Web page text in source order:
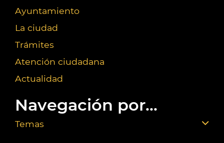
Ayuntamiento
La ciudad
Trámites
Atención ciudadana
Actualidad
Navegación por...
Temas